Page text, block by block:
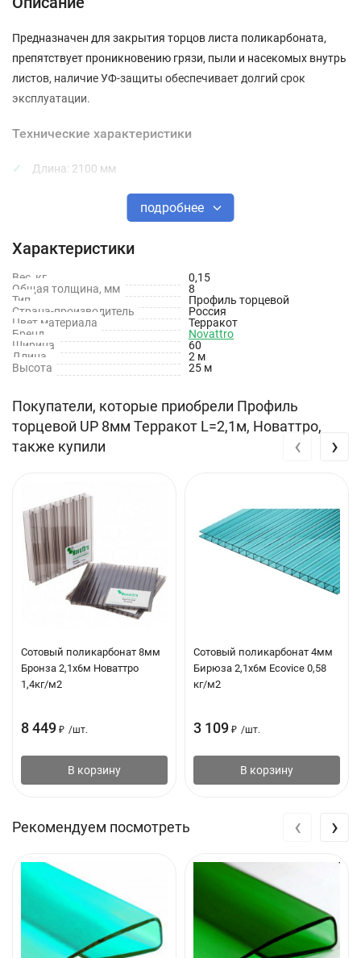
Предназначен для закрытия торцов листа поликарбоната,
препятствует проникновению грязи, пыли и насекомых внутрь
листов, наличие УФ-защиты обеспечивает долгий срок
эксплуатации.
Технические характеристики
Длина: 2100 мм
Тип материала: Поликарбонат
Цвет: Терракот
Защита от УФ излучения: Да
подробнее
Характеристики
Вес, кг
0,15
Общая толщина, мм
8
Тип
Профиль торцевой
Страна-производитель
Россия
Цвет материала
Терракот
Бренд
Novattro
Ширина
60
Длина
2 м
Высота
25 м
Покупатели, которые приобрели Профиль
торцевой UP 8мм Терракот L=2,1м, Новаттро,
также купили
Сотовый поликарбонат 8мм
Бронза 2,1х6м Новаттро
1,4кг/м2
8 449 ₽ /шт.
В корзину
Сотовый поликарбонат 4мм
Бирюза 2,1х6м Ecovice 0,58
кг/м2
3 109 ₽ /шт.
В корзину
‹ ›
Рекомендуем посмотреть ‹ ›